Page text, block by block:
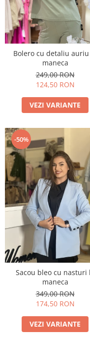
Bolero cu detaliu
maneca
249,00 RON
124,50 RON
VEZI VARIANTE
-50%
Sacou bleo cu nasturi
maneca
349,00 RON
174,50 RON
VEZI VARIANTE